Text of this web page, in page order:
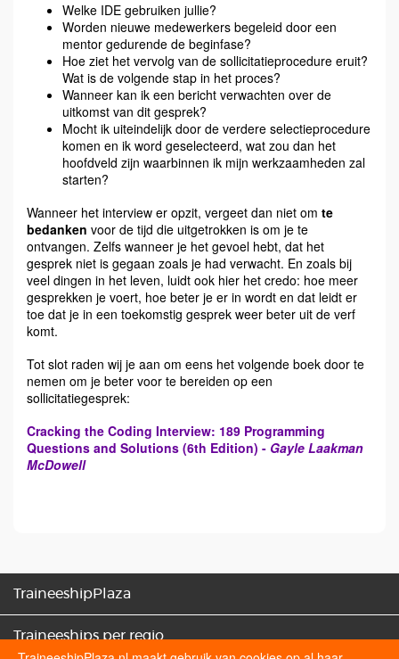
Welke IDE gebruiken jullie?
Worden nieuwe medewerkers begeleid door een
mentor gedurende de beginfase?
Hoe ziet het vervolg van de sollicitatieprocedure eruit?
Wat is de volgende stap in het proces?
Wanneer kan ik een bericht verwachten over de
uitkomst van dit gesprek?
Mocht ik uiteindelijk door de verdere selectieprocedure
komen en ik word geselecteerd, wat zou dan het
hoofdveld zijn waarbinnen ik mijn werkzaamheden zal
starten?
Wanneer het interview er opzit, vergeet dan niet om te
bedanken voor de tijd die uitgetrokken is om je te
ontvangen. Zelfs wanneer je het gevoel hebt, dat het
gesprek niet is gegaan zoals je had verwacht. En zoals bij
veel dingen in het leven, luidt ook hier het credo: hoe meer
gesprekken je voert, hoe beter je er in wordt en dat leidt er
toe dat je in een toekomstig gesprek weer beter uit de verf
komt.
Tot slot raden wij je aan om eens het volgende boek door te
nemen om je beter voor te bereiden op een
sollicitatiegesprek:
Cracking the Coding Interview: 189 Programming
Questions and Solutions (6th Edition) - Gayle Laakman
McDowell
TraineeshipPlaza
Traineeships per regio